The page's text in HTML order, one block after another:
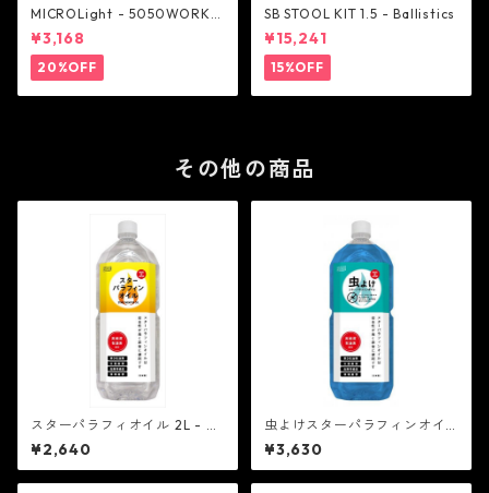
MICROLight - 5050WORKS
HOP
¥3,168
20%OFF
SB STOOL KIT 1.5 - Ballistics
¥15,241
15%OFF
その他の商品
スターパラフィオイル 2L - ス
ター商事
¥2,640
虫よけスターパラフィンオイ
ル 2L - スター商事
¥3,630